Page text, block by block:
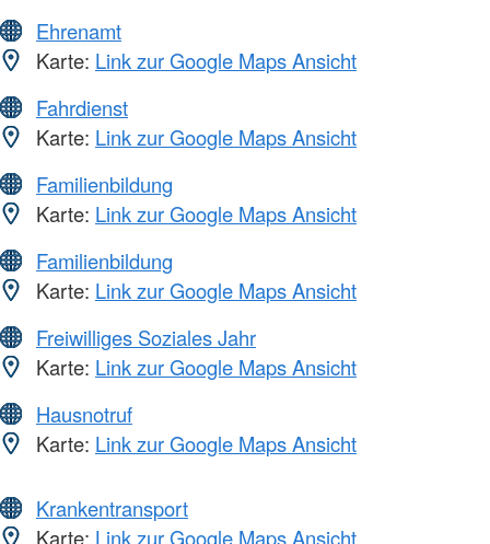
Ehrenamt
Karte: Link zur Google Maps Ansicht
Fahrdienst
Karte: Link zur Google Maps Ansicht
Familienbildung
Karte: Link zur Google Maps Ansicht
Familienbildung
Karte: Link zur Google Maps Ansicht
Freiwilliges Soziales Jahr
Karte: Link zur Google Maps Ansicht
Hausnotruf
Karte: Link zur Google Maps Ansicht
Krankentransport
Karte: Link zur Google Maps Ansicht